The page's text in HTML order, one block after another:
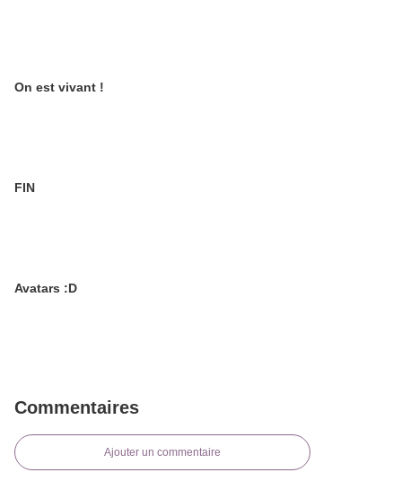
On est vivant !
FIN
Avatars :D
Commentaires
Ajouter un commentaire